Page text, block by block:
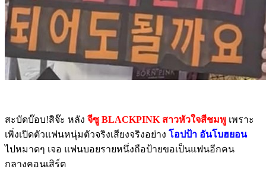
สะบัดบ๊อบ!สิจ๊ะ หลัง จีซู BLACKPINK สาวหัวใจสีชมพู เพราะ
เพิ่งเปิดตัวแฟนหนุ่มตัวจริงเสียงจริงอย่าง โอปป้า อันโบฮยอน
ไปหมาดๆ เจอ แฟนบอยรายหนึ่งถือป้ายขอเป็นแฟนอีกคน
กลางคอนเสิร์ต